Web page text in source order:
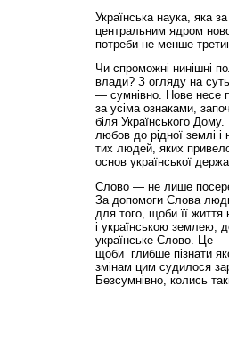
Українська наука, яка
центральним ядром
потреби не менше
Чи спроможні нинішні
влади? З огляду на суть
— сумнівно. Нове
за усіма ознаками,
біля Українського
любов до рідної землі
тих людей, яких
основ української
Слово — не лише
За допомоги Слова
для того, щоби її
і українською землею,
українське Слово. Це —
щоби глибше пізнати
змінам цим судилося
Безсумнівно, колись